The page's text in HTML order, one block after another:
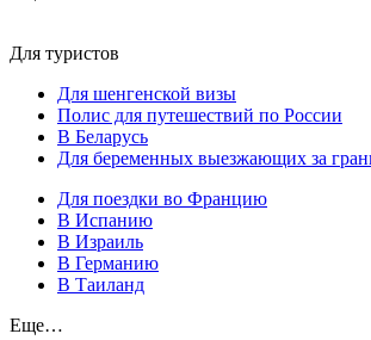
Для туристов
Для шенгенской визы
Полис для путешествий по России
В Беларусь
Для беременных выезжающих за
Для поездки во Францию
В Испанию
В Израиль
В Германию
В Таиланд
Еще…